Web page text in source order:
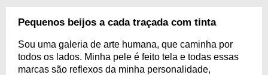
Pequenos beijos a cada traçada com tinta
Sou uma galeria de arte humana, que caminha por
todos os lados. Minha pele é feito tela e todas essas
marcas são reflexos da minha personalidade,